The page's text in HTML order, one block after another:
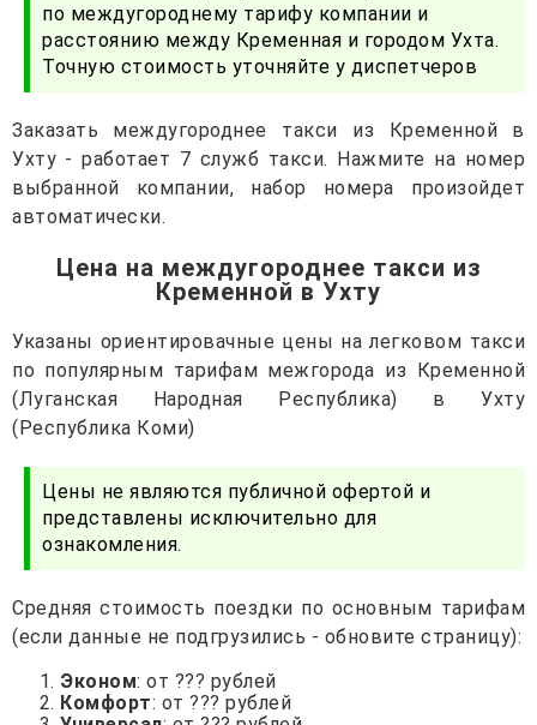
по междугороднему тарифу компании и
расстоянию между Кременная и городом Ухта.
Точную стоимость уточняйте у диспетчеров
Заказать междугороднее такси из Кременной в
Ухту - работает 7 служб такси. Нажмите на номер
выбранной компании, набор номера произойдет
автоматически.
Цена на междугороднее такси из
Кременной в Ухту
Указаны ориентировачные цены на легковом такси
по популярным тарифам межгорода из Кременной
(Луганская Народная Республика) в Ухту
(Республика Коми)
Цены не являются публичной офертой и
представлены исключительно для
ознакомления.
Средняя стоимость поездки по основным тарифам
(если данные не подгрузились - обновите страницу):
Эконом: от ??? рублей
Комфорт: от ??? рублей